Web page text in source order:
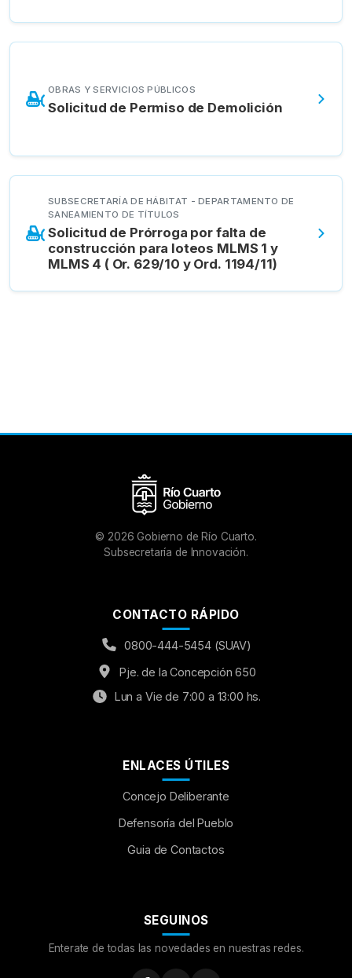
OBRAS Y SERVICIOS PÚBLICOS
Solicitud de Permiso de Demolición
SUBSECRETARÍA DE HÁBITAT - DEPARTAMENTO DE
SANEAMIENTO DE TÍTULOS
Solicitud de Prórroga por falta de
construcción para loteos MLMS 1 y
MLMS 4 ( Or. 629/10 y Ord. 1194/11)
© 2026 Gobierno de Río Cuarto.
Subsecretaría de Innovación.
CONTACTO RÁPIDO
0800-444-5454 (SUAV)
Pje. de la Concepción 650
Lun a Vie de 7:00 a 13:00 hs.
ENLACES ÚTILES
Concejo Deliberante
Defensoría del Pueblo
Guia de Contactos
SEGUINOS
Enterate de todas las novedades en nuestras redes.
Aumentar Fuente
OFF
Leer al pasar el mouse